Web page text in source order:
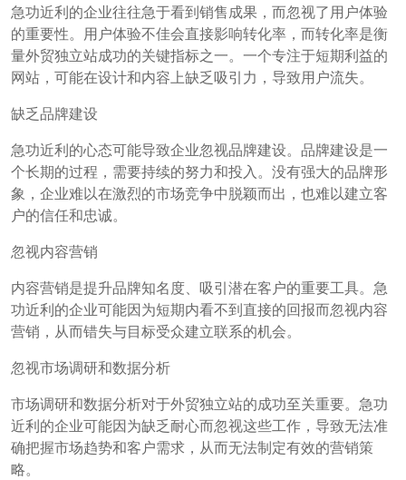
急功近利的企业往往急于看到销售成果，而忽视了用户体验
的重要性。用户体验不佳会直接影响转化率，而转化率是衡
量外贸独立站成功的关键指标之一。一个专注于短期利益的
网站，可能在设计和内容上缺乏吸引力，导致用户流失。
缺乏品牌建设
急功近利的心态可能导致企业忽视品牌建设。品牌建设是一
个长期的过程，需要持续的努力和投入。没有强大的品牌形
象，企业难以在激烈的市场竞争中脱颖而出，也难以建立客
户的信任和忠诚。
忽视内容营销
内容营销是提升品牌知名度、吸引潜在客户的重要工具。急
功近利的企业可能因为短期内看不到直接的回报而忽视内容
营销，从而错失与目标受众建立联系的机会。
忽视市场调研和数据分析
市场调研和数据分析对于外贸独立站的成功至关重要。急功
近利的企业可能因为缺乏耐心而忽视这些工作，导致无法准
确把握市场趋势和客户需求，从而无法制定有效的营销策
略。